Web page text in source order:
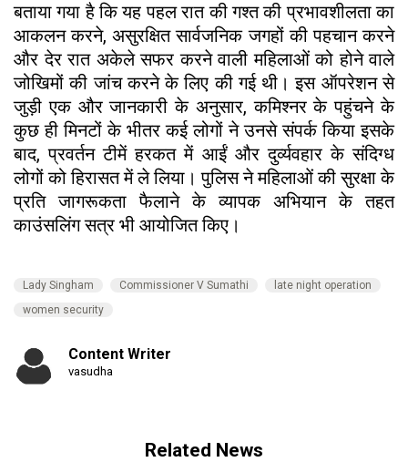
बताया गया है कि यह पहल रात की गश्त की प्रभावशीलता का
आकलन करने, असुरक्षित सार्वजनिक जगहों की पहचान करने
और देर रात अकेले सफर करने वाली महिलाओं को होने वाले
जोखिमों की जांच करने के लिए की गई थी। इस ऑपरेशन से
जुड़ी एक और जानकारी के अनुसार, कमिश्नर के पहुंचने के
कुछ ही मिनटों के भीतर कई लोगों ने उनसे संपर्क किया इसके
बाद, प्रवर्तन टीमें हरकत में आईं और दुर्व्यवहार के संदिग्ध
लोगों को हिरासत में ले लिया। पुलिस ने महिलाओं की सुरक्षा के
प्रति जागरूकता फैलाने के व्यापक अभियान के तहत
काउंसलिंग सत्र भी आयोजित किए।
Lady Singham Commissioner V Sumathi
late night operation
women security
Content Writer
vasudha
Related News